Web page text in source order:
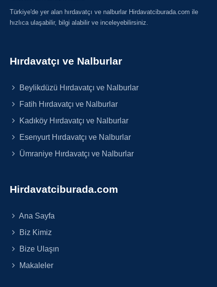
Türkiye'de yer alan hırdavatçı ve nalburlar Hirdavatciburada.com ile
hızlıca ulaşabilir, bilgi alabilir ve inceleyebilirsiniz.
Hırdavatçı ve Nalburlar
Beylikdüzü Hırdavatçı ve Nalburlar
Fatih Hırdavatçı ve Nalburlar
Kadıköy Hırdavatçı ve Nalburlar
Esenyurt Hırdavatçı ve Nalburlar
Ümraniye Hırdavatçı ve Nalburlar
Hirdavatciburada.com
Ana Sayfa
Biz Kimiz
Bize Ulaşın
Makaleler